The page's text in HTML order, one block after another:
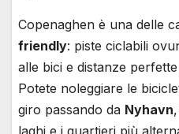
Copenaghen è una delle
friendly: piste ciclabili
alle bici e distanze
Potete noleggiare le
giro passando da Nyhavn,
laghi e i quartieri più